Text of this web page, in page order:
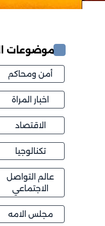
موضوعات
أمن ومحاكم
اخبار المراة
الاقتصاد
تكنالوجيا
عالم التواصل
الاجتماعي
مجلس الامه